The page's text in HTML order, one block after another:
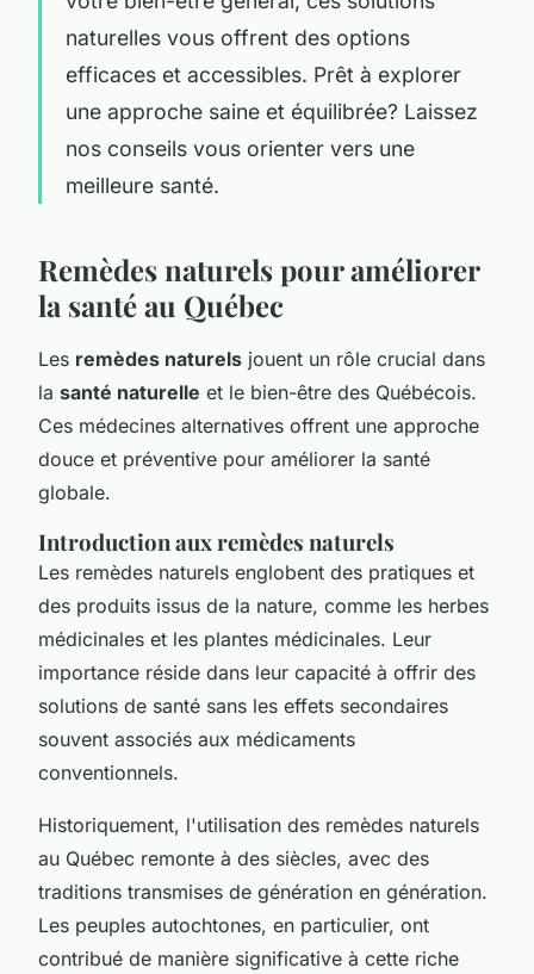
naturelles vous offrent des options
efficaces et accessibles. Prêt à explorer
une approche saine et équilibrée? Laissez
nos conseils vous orienter vers une
meilleure santé.
Remèdes naturels pour améliorer
la santé au Québec
Les remèdes naturels jouent un rôle crucial dans
la santé naturelle et le bien-être des Québécois.
Ces médecines alternatives offrent une approche
douce et préventive pour améliorer la santé
globale.
Introduction aux remèdes naturels
Les remèdes naturels englobent des pratiques et
des produits issus de la nature, comme les herbes
médicinales et les plantes médicinales. Leur
importance réside dans leur capacité à offrir des
solutions de santé sans les effets secondaires
souvent associés aux médicaments
conventionnels.
Historiquement, l'utilisation des remèdes naturels
au Québec remonte à des siècles, avec des
traditions transmises de génération en génération.
Les peuples autochtones, en particulier, ont
contribué de manière significative à cette riche